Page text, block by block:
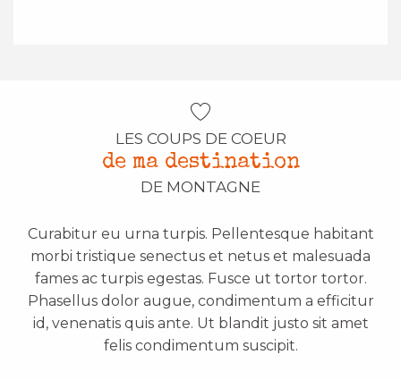
LES COUPS DE COEUR
de ma destination
DE MONTAGNE
Curabitur eu urna turpis. Pellentesque habitant
morbi tristique senectus et netus et malesuada
fames ac turpis egestas. Fusce ut tortor tortor.
Phasellus dolor augue, condimentum a efficitur
id, venenatis quis ante. Ut blandit justo sit amet
felis condimentum suscipit.